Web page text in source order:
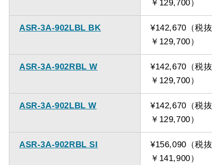
￥129,700）
ASR-3A-902LBL BK
¥142,670（税抜
￥129,700）
ASR-3A-902RBL W
¥142,670（税抜
￥129,700）
ASR-3A-902LBL W
¥142,670（税抜
￥129,700）
ASR-3A-902RBL SI
¥156,090（税抜
￥141,900）